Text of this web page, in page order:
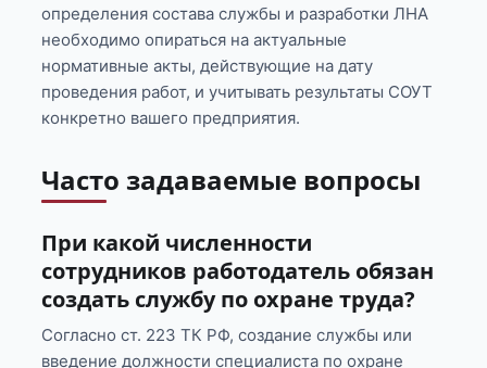
определения состава службы и разработки ЛНА
необходимо опираться на актуальные
нормативные акты, действующие на дату
проведения работ, и учитывать результаты СОУТ
конкретно вашего предприятия.
Часто задаваемые вопросы
При какой численности
сотрудников работодатель обязан
создать службу по охране труда?
Согласно ст. 223 ТК РФ, создание службы или
введение должности специалиста по охране